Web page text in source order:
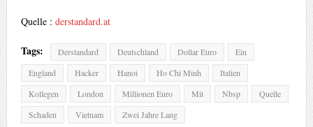
Quelle : derstandard.at
Tags: Derstandard Deutschland Dollar Euro
Ein
England
Hacker Hanoi Ho Chi Minh
Italien
Kollegen
London Millionen Euro Mit Nbsp
Quelle
Schaden
Vietnam Zwei Jahre Lang